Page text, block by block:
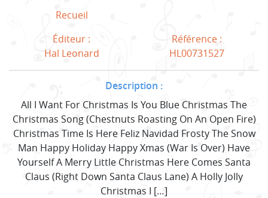
Recueil
Éditeur :
Hal Leonard
Référence :
HL00731527
Description :
All I Want For Christmas Is You Blue Christmas The
Christmas Song (Chestnuts Roasting On An Open Fire)
Christmas Time Is Here Feliz Navidad Frosty The Snow
Man Happy Holiday Happy Xmas (War Is Over) Have
Yourself A Merry Little Christmas Here Comes Santa
Claus (Right Down Santa Claus Lane) A Holly Jolly
Christmas I […]